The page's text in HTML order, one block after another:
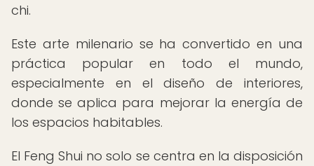
chi.
Este arte milenario se ha convertido en una
práctica popular en todo el mundo,
especialmente en el diseño de interiores,
donde se aplica para mejorar la energía de
los espacios habitables.
El Feng Shui no solo se centra en la disposición